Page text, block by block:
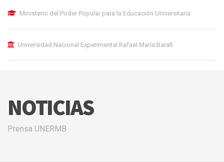
Ministerio del Poder Popular para la Educación Universitaria
Universidad Nacional Experimental Rafael María Baralt
NOTICIAS
Prensa UNERMB